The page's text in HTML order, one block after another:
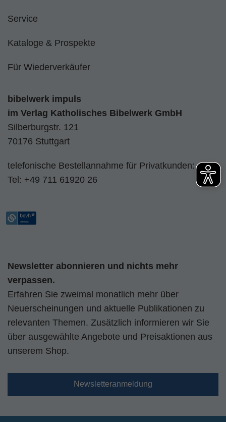
Service
Kataloge & Prospekte
Für Wiederverkäufer
bibelwerk impuls
im Verlag Katholisches Bibelwerk GmbH
Silberburgstr. 121
70176 Stuttgart
telefonische Bestellannahme für Privatkunden:
Tel: +49 711 61920 26
Newsletter abonnieren und nichts mehr
verpassen.
Erfahren Sie zweimal monatlich mehr über
Neuerscheinungen und aktuelle Publikationen zu
relevanten Themen. Zusätzlich informieren wir Sie
über ausgewählte Angebote und Preisaktionen aus
unserem Shop.
Newsletteranmeldung